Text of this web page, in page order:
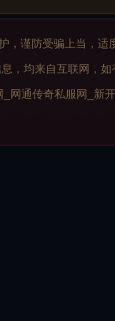
，谨防受骗上当，
，均来自互联网，
_网通传奇私服网_新